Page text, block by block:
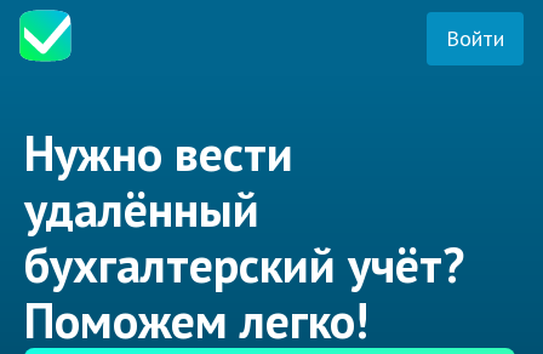
Войти
Нужно вести
удалённый
бухгалтерский учёт?
Поможем легко!